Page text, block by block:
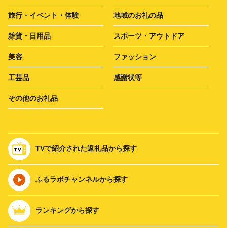
旅行・イベント・体験 地域のお礼の品
雑貨・日用品 スポーツ・アウトドア
美容 ファッション
工芸品 感謝状等
その他のお礼品
TVで紹介された返礼品から探す
ふるラボチャンネルから探す
ランキングから探す